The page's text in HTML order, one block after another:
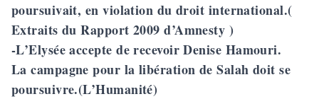
poursuivait, en violation du droit international.(
Extraits du Rapport 2009 d’Amnesty )
-L’Elysée accepte de recevoir Denise Hamouri.
La campagne pour la libération de Salah doit se
poursuivre.(L’Humanité)